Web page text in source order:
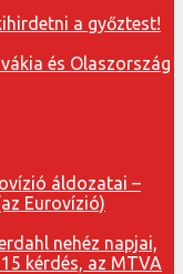
a győztest!
és Olaszország
áldozatai –
Eurovízió)
nehéz napjai,
kérdés, az MTVA